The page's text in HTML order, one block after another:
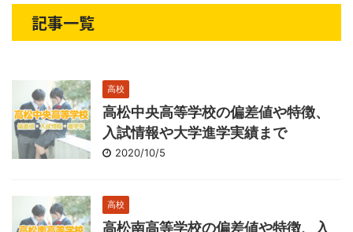
記事一覧
高校
高松中央高等学校の偏差値や特徴、
入試情報や大学進学実績まで
2020/10/5
高校
高松南高等学校の偏差値や特徴、入